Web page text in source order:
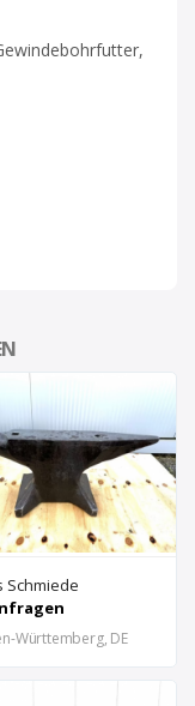
Schmiede
Württemberg, DE